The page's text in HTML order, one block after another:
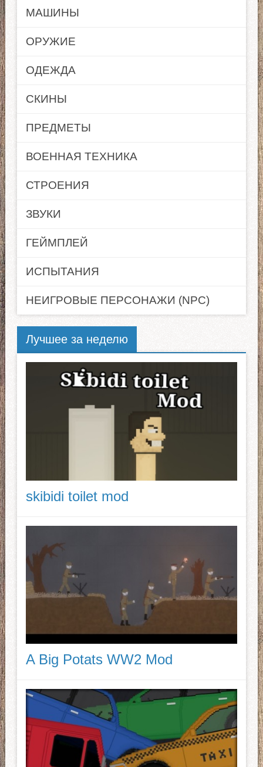
МАШИНЫ
ОРУЖИЕ
ОДЕЖДА
СКИНЫ
ПРЕДМЕТЫ
ВОЕННАЯ ТЕХНИКА
СТРОЕНИЯ
ЗВУКИ
ГЕЙМПЛЕЙ
ИСПЫТАНИЯ
НЕИГРОВЫЕ ПЕРСОНАЖИ (NPC)
Лучшее за неделю
skibidi toilet mod
A Big Potats WW2 Mod